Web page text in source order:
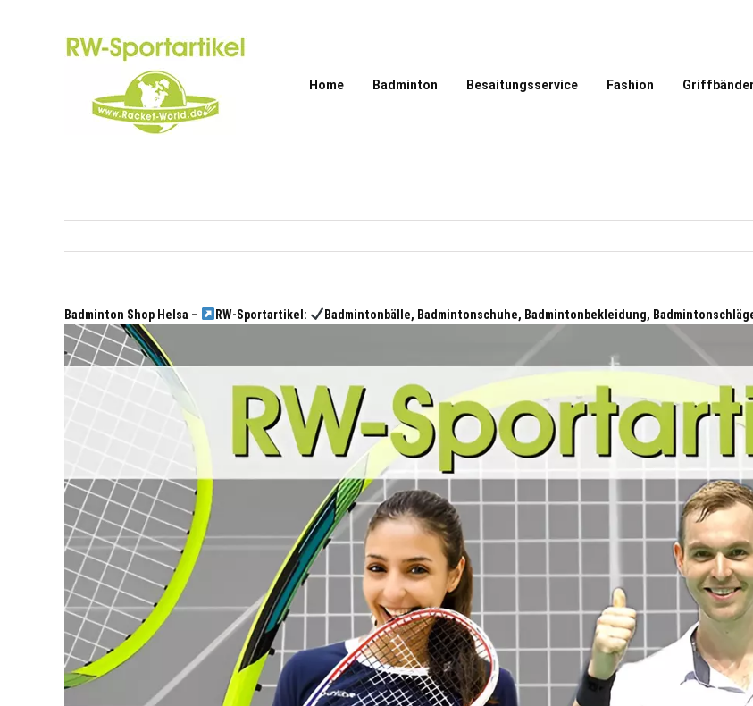
Home Badminton Besaitungsservice Fashion Griffbänder
Badminton Shop Helsa – RW-Sportartikel: Badmintonbälle, Badmintonschuhe, Badmintonbekleidung,